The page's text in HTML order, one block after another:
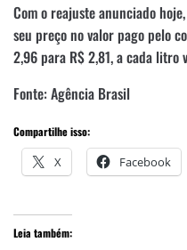
Com o reajuste anunciado
seu preço no valor pago pelo
2,96 para R$ 2,81, a cada litro
Fonte: Agência Brasil
Compartilhe isso:
X Facebook
Leia também: